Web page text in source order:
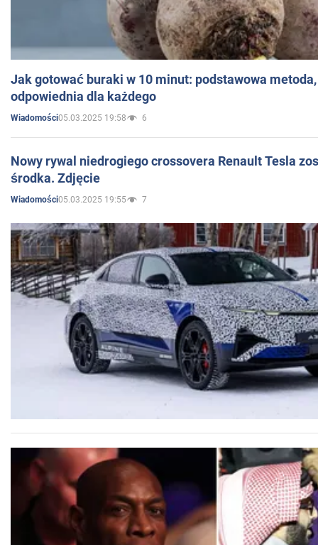
Jak gotować buraki w 10 minut: podstawowa
odpowiednia dla każdego
Wiadomości05.03.2025 19:58 6
Nowy rywal niedrogiego crossovera Renault Tesla
środka. Zdjęcie
Wiadomości05.03.2025 19:55 7